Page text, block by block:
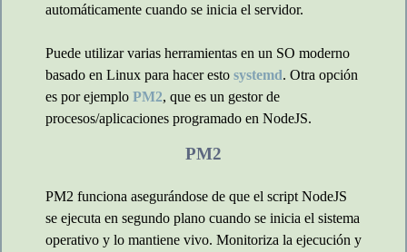
automáticamente cuando se inicia el servidor.
Puede utilizar varias herramientas en un SO moderno
basado en Linux para hacer esto systemd. Otra opción
es por ejemplo PM2, que es un gestor de
procesos/aplicaciones programado en NodeJS.
PM2
PM2 funciona asegurándose de que el script NodeJS
se ejecuta en segundo plano cuando se inicia el sistema
operativo y lo mantiene vivo. Monitoriza la ejecución y